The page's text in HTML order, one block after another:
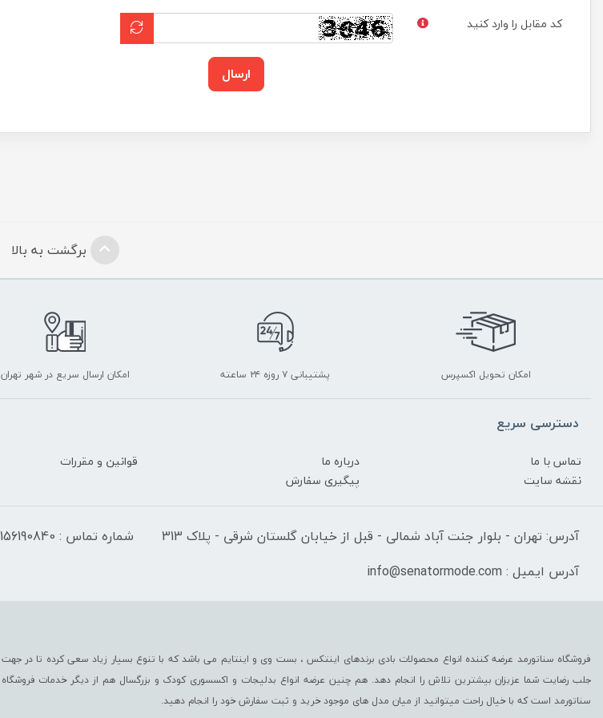
کد مقابل را وارد کنید
ارسال
برگشت به بالا
امکان تحویل اکسپرس پشتیبانی ۷ روزه ۲۴ ساعته امکان ارسال سریع در شهر تهران
دسترسی سریع
تماس با ما درباره ما
قوانین و مقررات
نقشه سایت
پیگیری سفارش
آدرس: تهران - بلوار جنت آباد شمالی - قبل از خیابان گلستان شرقی - پلاک 313
شماره تماس : 02156190840
آدرس ایمیل : info@senatormode.com
فروشگاه سناتورمد عرضه کننده انواع محصولات بادی برندهای اینتکس ، بست وی و اینتایم می باشد که با تنوع بسیار زیاد سعی کرده تا در جهت
جلب رضایت شما عزیزان بیشترین تلاش را انجام دهد. هم چنین عرضه انواع بدلیجات و اکسسوری کودک و بزرگسال هم از دیگر خدمات فروشگاه
سناتورمد است که با خیال راحت میتوانید از میان مدل های موجود خرید و ثبت سفارش خود را انجام دهید.